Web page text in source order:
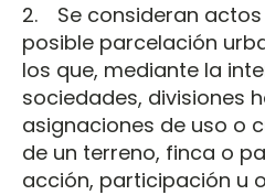
2. Se consideran
posible parcelación
los que, mediante la
sociedades, divisiones
asignaciones de uso o
de un terreno, finca o
acción, participación u